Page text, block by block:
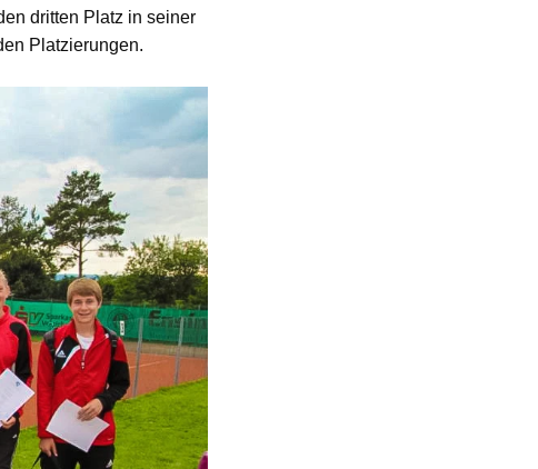
dritten Platz in seiner
Platzierungen.